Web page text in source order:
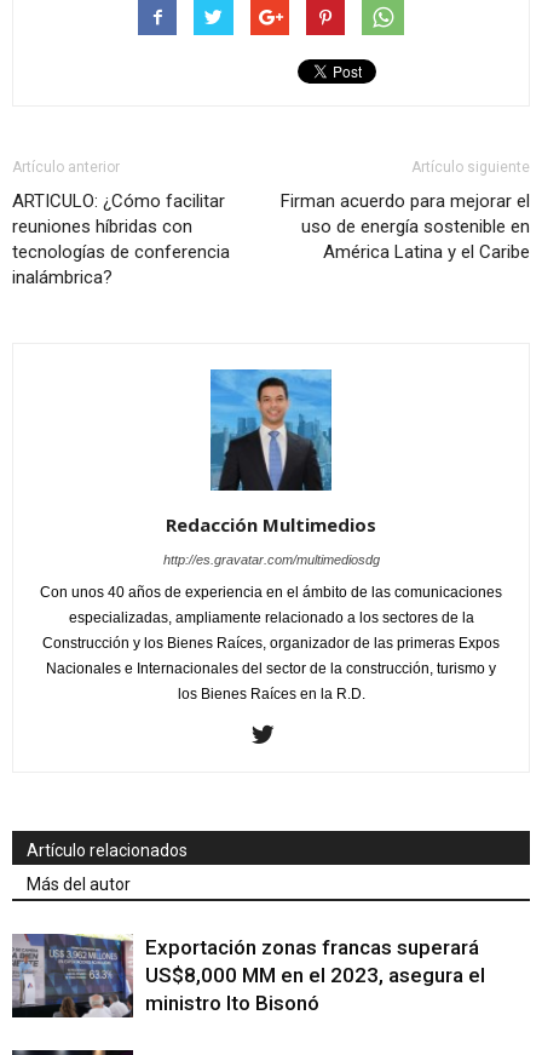
Artículo anterior
ARTICULO: ¿Cómo facilitar
reuniones híbridas con
tecnologías de conferencia
inalámbrica?
Artículo siguiente
Firman acuerdo para mejorar el
uso de energía sostenible en
América Latina y el Caribe
Redacción Multimedios
http://es.gravatar.com/multimediosdg
Con unos 40 años de experiencia en el ámbito de las comunicaciones
especializadas, ampliamente relacionado a los sectores de la
Construcción y los Bienes Raíces, organizador de las primeras Expos
Nacionales e Internacionales del sector de la construcción, turismo y
los Bienes Raíces en la R.D.
Artículo relacionados
Más del autor
Exportación zonas francas superará
US$8,000 MM en el 2023, asegura el
ministro Ito Bisonó